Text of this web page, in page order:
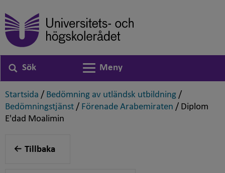
Sök
Växla navigering
Meny
Startsida ,
/ Bedömning av utländsk utbildning ,
/
Bedömningstjänst ,
/ Förenade Arabemiraten ,
/ Diplom
E'dad Moalimin
Tillbaka